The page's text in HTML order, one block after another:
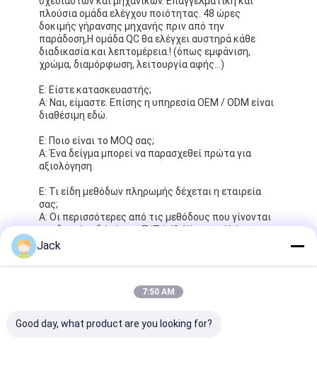
Jack
7:50 AM
Good day, what product are you looking for?